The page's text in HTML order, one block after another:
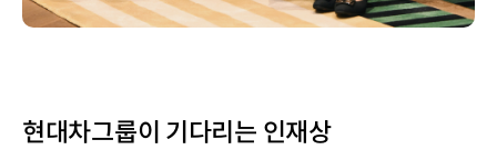
현대차그룹이 기다리는 인재상